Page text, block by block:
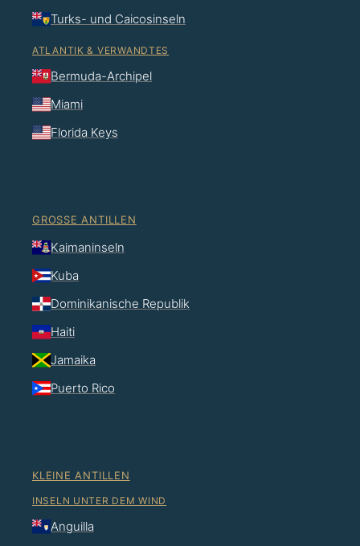
Turks- und Caicosinseln
ATLANTIK & VERWANDTES
Bermuda-Archipel
Miami
Florida Keys
GROSSE ANTILLEN
Kaimaninseln
Kuba
Dominikanische Republik
Haiti
Jamaika
Puerto Rico
KLEINE ANTILLEN
INSELN UNTER DEM WIND
Anguilla